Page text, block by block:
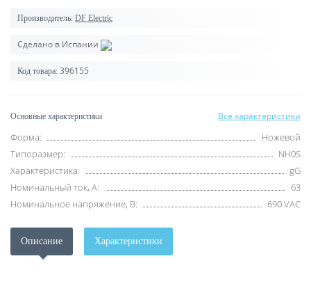
Производитель: DF Electric
Сделано в Испании
Код товара: 396155
Основные характеристики Все характеристики
Форма:
Ножевой
Типоразмер:
NH0S
Характеристика:
gG
Номинальный ток, А:
63
Номинальное напряжение, В:
690 VAC
Описание Характеристики